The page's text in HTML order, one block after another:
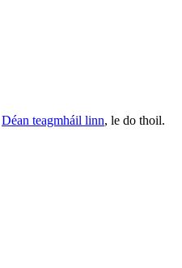
Déan teagmháil linn, le do thoil.